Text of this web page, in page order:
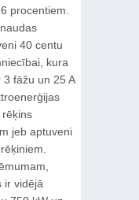
procentiem.
40 centu
kura
fāžu un 25 A
jeb aptuveni
ir vidējā